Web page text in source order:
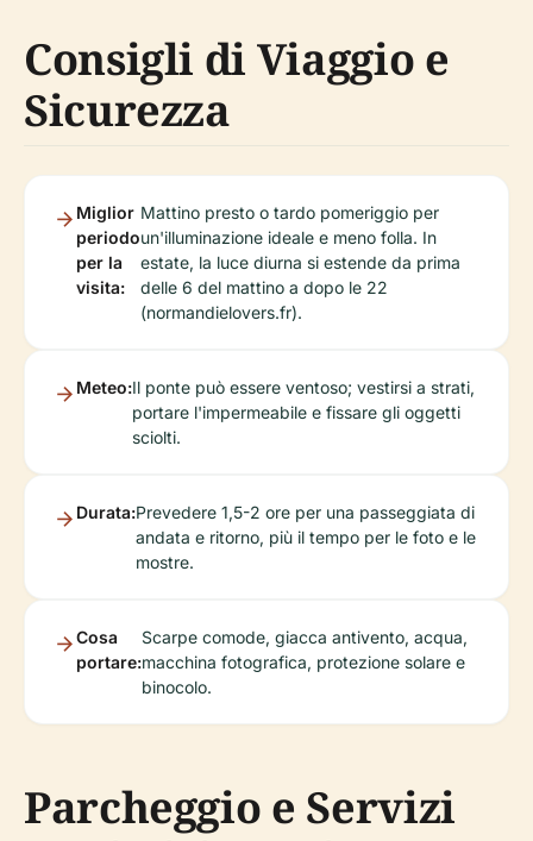
Consigli di Viaggio e
Sicurezza
Miglior
periodo
per la
visita:
Mattino presto o tardo pomeriggio per
un'illuminazione ideale e meno folla. In
estate, la luce diurna si estende da prima
delle 6 del mattino a dopo le 22
(normandielovers.fr).
Meteo:Il ponte può essere ventoso; vestirsi a strati,
portare l'impermeabile e fissare gli oggetti
sciolti.
Durata:Prevedere 1,5-2 ore per una passeggiata di
andata e ritorno, più il tempo per le foto e le
mostre.
Cosa
portare:
Scarpe comode, giacca antivento, acqua,
macchina fotografica, protezione solare e
binocolo.
Parcheggio e Servizi